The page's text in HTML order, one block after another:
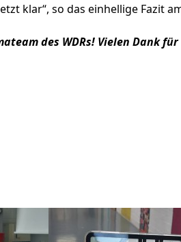
klar“, so das einhellige Fazit
des WDRs! Vielen Dank